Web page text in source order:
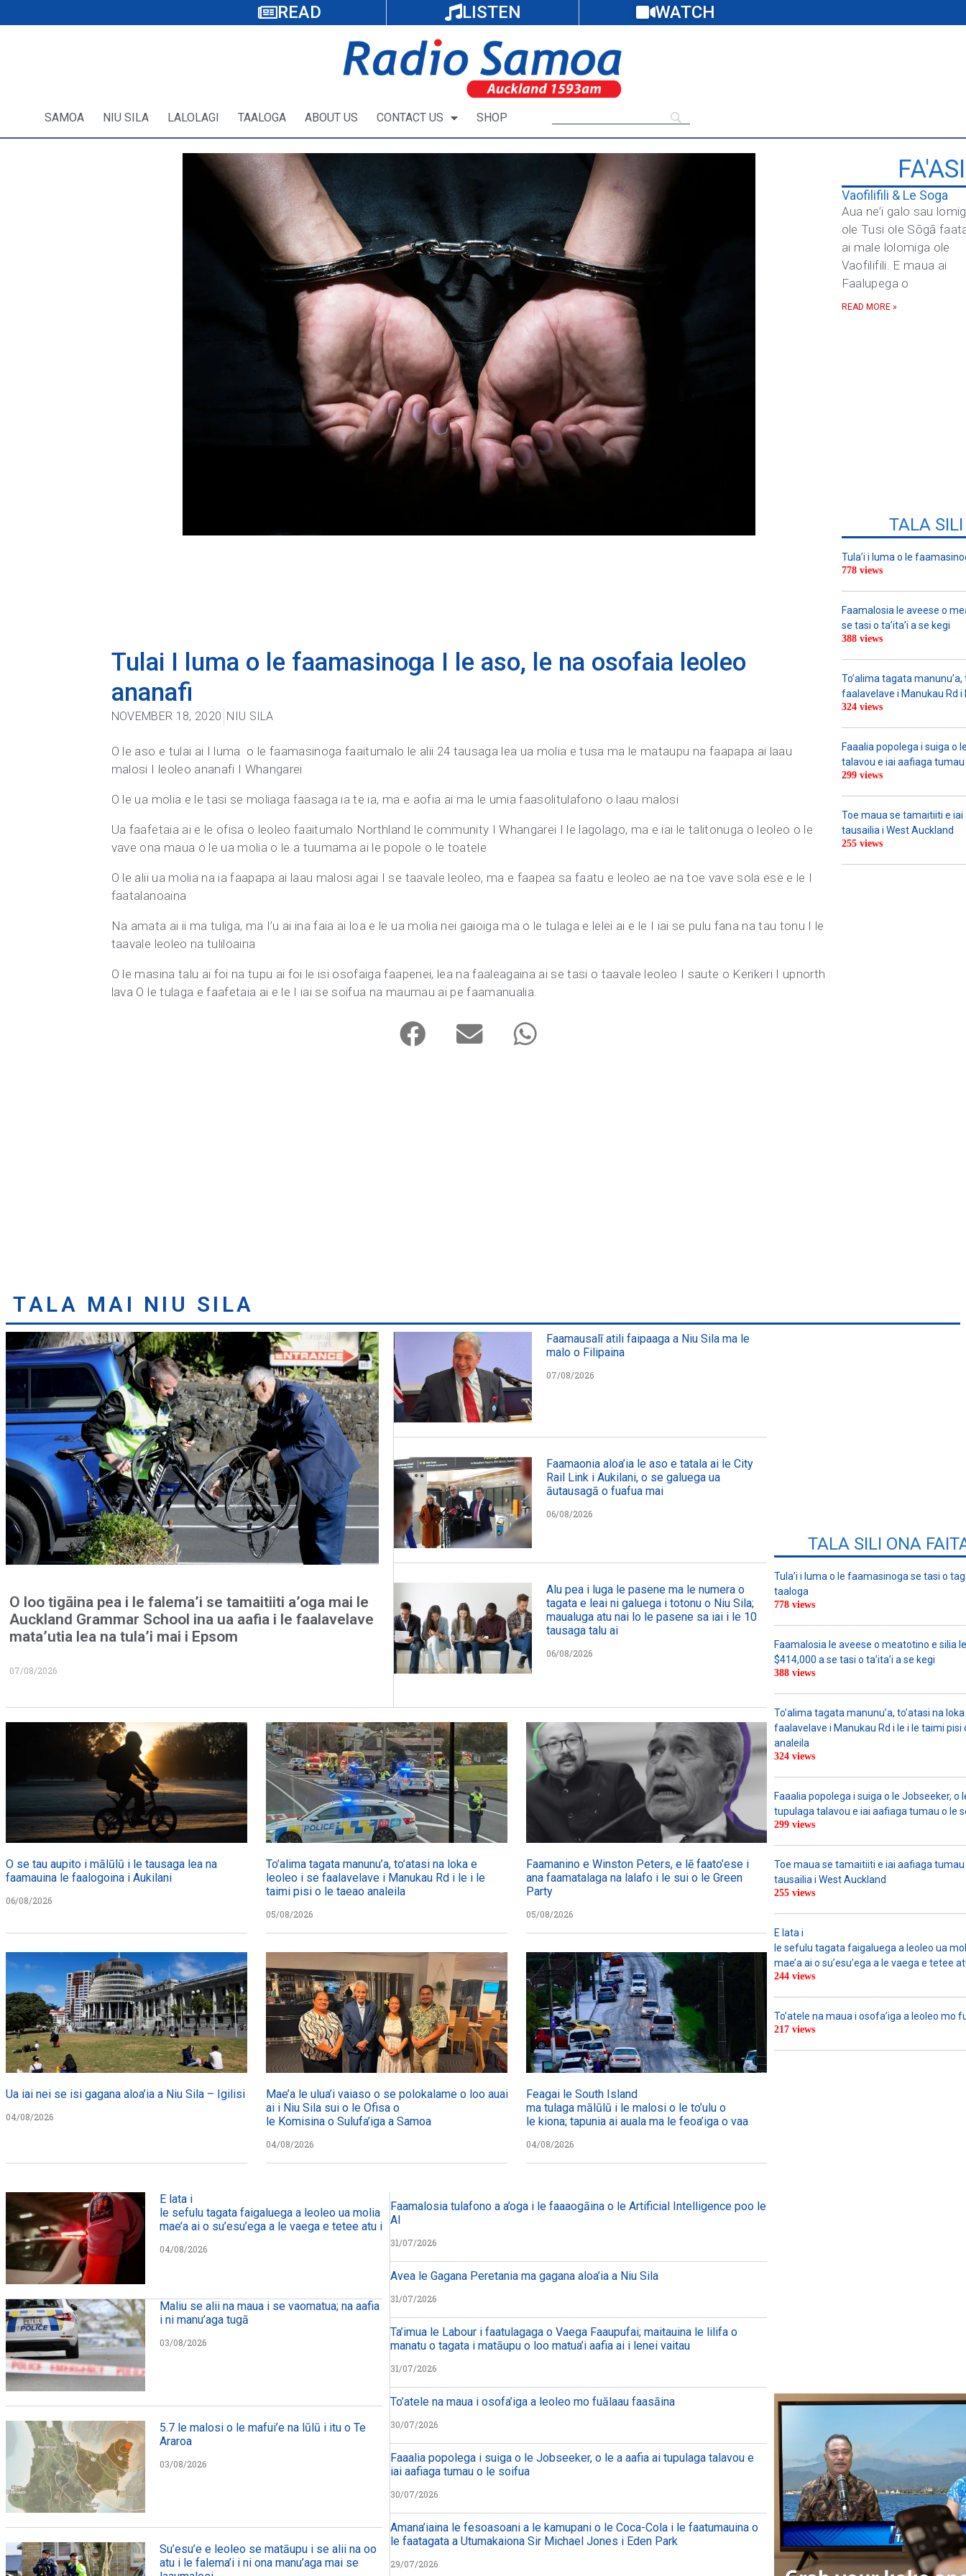
READ LISTEN WATCH
SAMOA NIU SILA LALOLAGI TAALOGA ABOUT US CONTACT US SHOP
Tulai I luma o le faamasinoga I le aso, le na osofaia leoleo
ananafi
NOVEMBER 18, 2020 NIU SILA
O le aso e tulai ai I luma o le faamasinoga faaitumalo le alii 24 tausaga lea ua molia e tusa ma le mataupu na faapapa ai laau
malosi I leoleo ananafi I Whangarei
O le ua molia e le tasi se moliaga faasaga ia te ia, ma e aofia ai ma le umia faasolitulafono o laau malosi
Ua faafetaia ai e le ofisa o leoleo faaitumalo Northland le community I Whangarei I le lagolago, ma e iai le talitonuga o leoleo o le
vave ona maua o le ua molia o le a tuumama ai le popole o le toatele
O le alii ua molia na ia faapapa ai laau malosi agai I se taavale leoleo, ma e faapea sa faatu e leoleo ae na toe vave sola ese e le I
faatalanoaina
Na amata ai ii ma tuliga, ma I’u ai ina faia ai loa e le ua molia nei gaioiga ma o le tulaga e lelei ai e le I iai se pulu fana na tau tonu I le
taavale leoleo na tuliloaina
O le masina talu ai foi na tupu ai foi le isi osofaiga faapenei, lea na faaleagaina ai se tasi o taavale leoleo I saute o Kerikeri I upnorth
lava O le tulaga e faafetaia ai e le I iai se soifua na maumau ai pe faamanualia.
Vaofilifili & Le Soga
Aua ne’i galo sau
ole Tusi ole Sōgā
ai male lolomiga ole
Vaofilifili. E maua ai
Faalupega o
READ MORE »
TALA
Tula’i i luma o le
778 views
Faamalosia le aveese o
se tasi o ta’ita’i a se kegi
388 views
To’alima tagata
faalavelave i Manukau Rd
324 views
Faaalia popolega i suiga o
talavou e iai aafiaga
299 views
Toe maua se tamaitiiti e
tausailia i West Auckland
255 views
TALA MAI NIU SILA
O loo tigāina pea i le falema’i se tamaitiiti a’oga mai le
Auckland Grammar School ina ua aafia i le faalavelave
mata’utia lea na tula’i mai i Epsom
07/08/2026
Faamausalī atili faipaaga a Niu Sila ma le
malo o Filipaina
07/08/2026
Faamaonia aloa’ia le aso e tatala ai le City
Rail Link i Aukilani, o se galuega ua
āutausagā o fuafua mai
06/08/2026
Alu pea i luga le pasene ma le numera o
tagata e leai ni galuega i totonu o Niu Sila;
maualuga atu nai lo le pasene sa iai i le 10
tausaga talu ai
06/08/2026
O se tau aupito i mālūlū i le tausaga lea na
faamauina le faalogoina i Aukilani
06/08/2026
To’alima tagata manunu’a, to’atasi na loka e
leoleo i se faalavelave i Manukau Rd i le i le
taimi pisi o le taeao analeila
05/08/2026
Faamanino e Winston Peters, e lē faato’ese i
ana faamatalaga na lalafo i le sui o le Green
Party
05/08/2026
Ua iai nei se isi gagana aloa’ia a Niu Sila – Igilisi
04/08/2026
Mae’a le ulua’i vaiaso o se polokalame o loo auai mai
ai i Niu Sila sui o le Ofisa o
le Komisina o Sulufa’iga a Samoa
04/08/2026
Feagai le South Island
ma tulaga mālūlū i le malosi o le to’ulu o
le kiona; tapunia ai auala ma le feoa’iga o vaa
04/08/2026
TALA SILI ONA
Tula’i i luma o le faamasinoga se tasi o
taaloga
778 views
Faamalosia le aveese o meatotino e silia
$414,000 a se tasi o ta’ita’i a se kegi
388 views
To’alima tagata manunu’a, to’atasi na
faalavelave i Manukau Rd i le i le taimi pisi
analeila
324 views
Faaalia popolega i suiga o le Jobseeker, o
tupulaga talavou e iai aafiaga tumau o le
299 views
Toe maua se tamaitiiti e iai aafiaga
tausailia i West Auckland
255 views
E lata i
le sefulu tagata faigaluega a leoleo ua
mae’a ai o su’esu’ega a le vaega e tetee
244 views
To’atele na maua i osofa’iga a leoleo mo
217 views
E lata i
le sefulu tagata faigaluega a leoleo ua molia i le tulafono i le
mae’a ai o su’esu’ega a le vaega e tetee atu i faiga pi’opi’o
04/08/2026
Maliu se alii na maua i se vaomatua; na aafia
i ni manu’aga tugā
03/08/2026
5.7 le malosi o le mafui’e na lūlū i itu o Te
Araroa
03/08/2026
Su’esu’e e leoleo se matāupu i se alii na oo
atu i le falema’i i ni ona manu’aga mai se
Faamalosia tulafono a a’oga i le faaaogāina o le Artificial Intelligence poo le
AI
31/07/2026
Avea le Gagana Peretania ma gagana aloa’ia a Niu Sila
31/07/2026
Ta’imua le Labour i faatulagaga o Vaega Faaupufai; maitauina le lilifa o
manatu o tagata i matāupu o loo matua’i aafia ai i lenei vaitau
31/07/2026
To’atele na maua i osofa’iga a leoleo mo fuālaau faasāina
30/07/2026
Faaalia popolega i suiga o le Jobseeker, o le a aafia ai tupulaga talavou e
iai aafiaga tumau o le soifua
30/07/2026
Amana’iaina le fesoasoani a le kamupani o le Coca-Cola i le faatumauina o
le faatagata a Utumakaiona Sir Michael Jones i Eden Park
29/07/2026